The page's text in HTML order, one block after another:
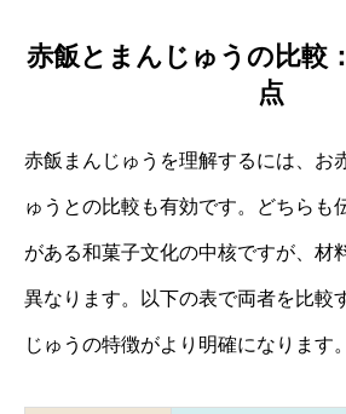
赤飯とまんじゅうの比較
点
赤飯まんじゅうを理解するには、お
ゅうとの比較も有効です。どちらも
がある和菓子文化の中核ですが、材
異なります。以下の表で両者を比較
じゅうの特徴がより明確になります。